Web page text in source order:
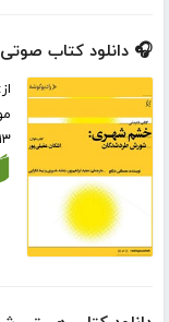
🎧 دانلود کتاب
از:
۱۳ ساعت و ۱۰ دقیقه